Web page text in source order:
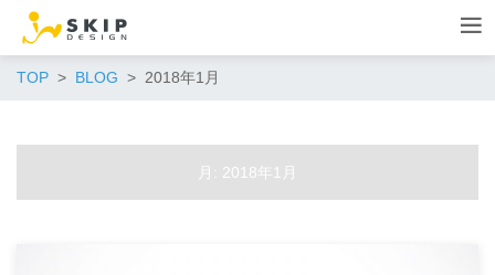
TOP BLOG 2018年1月
2018年1月